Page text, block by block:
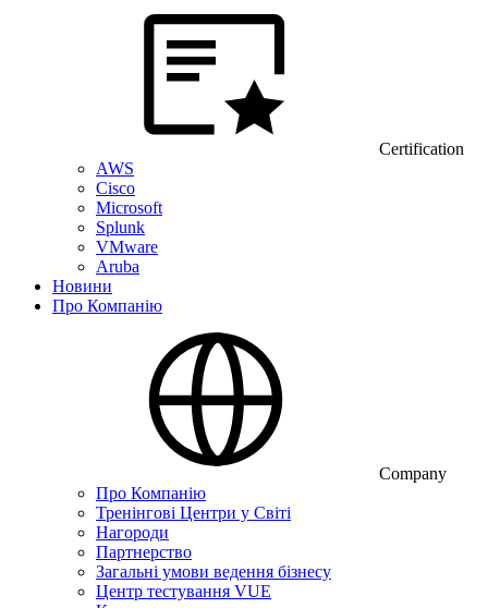
Certification
AWS
Cisco
Microsoft
Splunk
VMware
Aruba
Новини
Про Компанію
Company
Про Компанію
Тренінгові Центри у Світі
Нагороди
Партнерство
Загальні умови ведення бізнесу
Центр тестування VUE